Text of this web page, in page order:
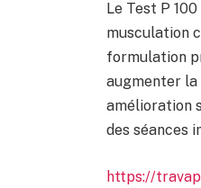
Le Test P
musculation
formulation
augmenter la
amélioration
des séances
https://